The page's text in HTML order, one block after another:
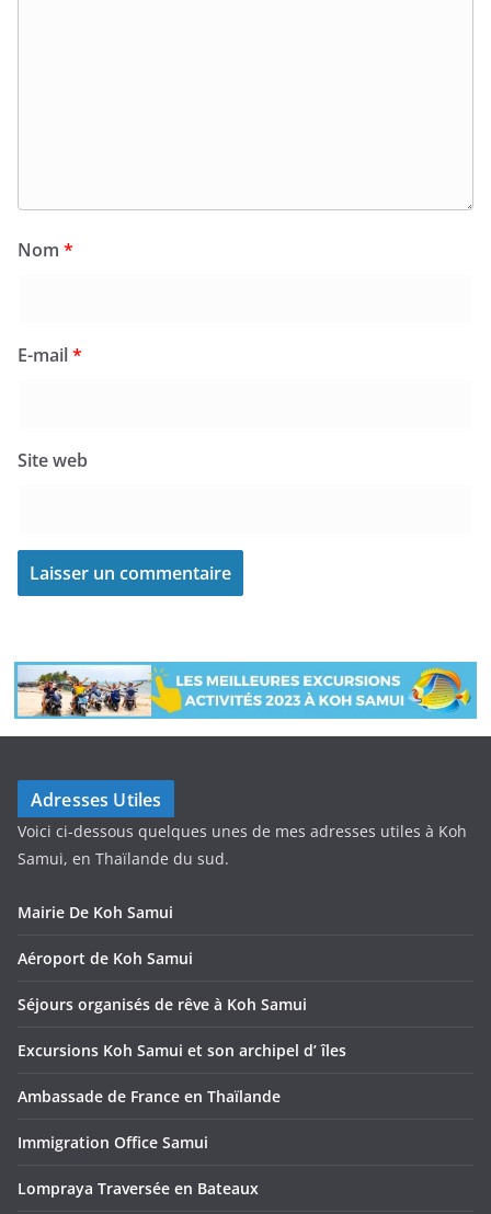
Nom *
E-mail*
Site web
Adresses Utiles
Voici ci-dessous quelques unes de mes adresses utiles à Koh
Samui, en Thaïlande du sud.
Mairie De Koh Samui
Aéroport de Koh Samui
Séjours organisés de rêve à Koh Samui
Excursions Koh Samui et son archipel d’ îles
Ambassade de France en Thaïlande
Immigration Office Samui
Lompraya Traversée en Bateaux